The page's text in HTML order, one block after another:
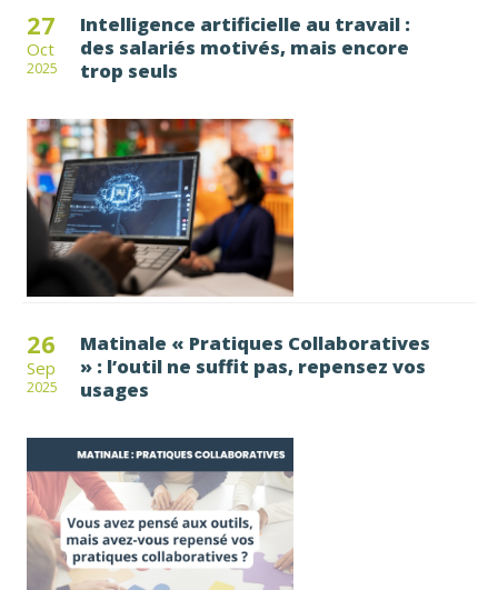
27
Oct
2025
Intelligence artificielle au travail :
des salariés motivés, mais encore
trop seuls
26
Sep
2025
Matinale « Pratiques Collaboratives
» : l’outil ne suffit pas, repensez vos
usages